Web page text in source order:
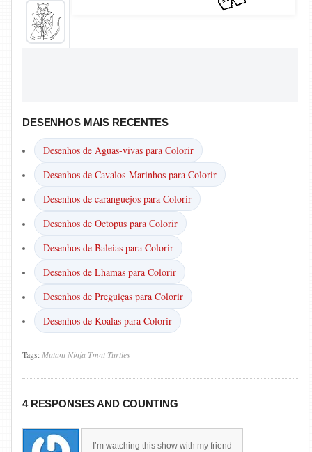
DESENHOS MAIS RECENTES
Desenhos de Águas-vivas para Colorir
Desenhos de Cavalos-Marinhos para Colorir
Desenhos de caranguejos para Colorir
Desenhos de Octopus para Colorir
Desenhos de Baleias para Colorir
Desenhos de Lhamas para Colorir
Desenhos de Preguiças para Colorir
Desenhos de Koalas para Colorir
Tags: Mutant Ninja Tmnt Turtles
4 RESPONSES AND COUNTING
I’m watching this show with my friend